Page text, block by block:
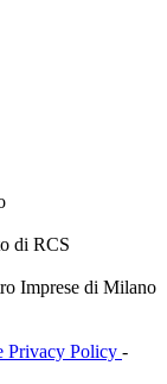
di RCS
Imprese di Milano
Privacy Policy -